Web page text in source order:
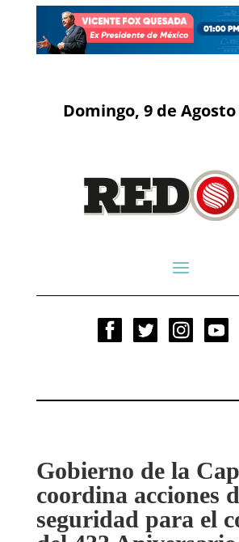
Domingo, 9 de Agosto
Gobierno de la
coordina acciones
seguridad para el